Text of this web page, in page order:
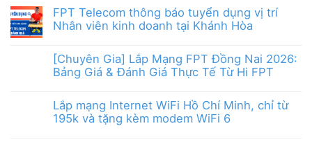
FPT Telecom thông báo tuyển dụng vị trí
Nhân viên kinh doanh tại Khánh Hòa
[Chuyên Gia] Lắp Mạng FPT Đồng Nai 2026:
Bảng Giá & Đánh Giá Thực Tế Từ Hi FPT
Lắp mạng Internet WiFi Hồ Chí Minh, chỉ từ
195k và tặng kèm modem WiFi 6